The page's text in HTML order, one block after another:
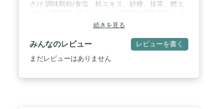
さけ:調味顆粒(食塩、鮭エキス、砂糖、抹茶、鰹エ
られ、鮭フレーク、海苔/調味料(アミノ酸等)、紅麹
色素、酸化防止剤(ビタミンE)、クエン酸●うめ:調味
顆粒(食塩、砂糖、抹茶、鰹節粉、昆布粉、鰹エキ
ス、魚介エキス)(国内製造)、あられ、梅干フレー
ク、海苔、しその葉パウダー、塩蔵しその実/調味料
続きを見る
みんなのレビュー レビューを書く
まだレビューはありません